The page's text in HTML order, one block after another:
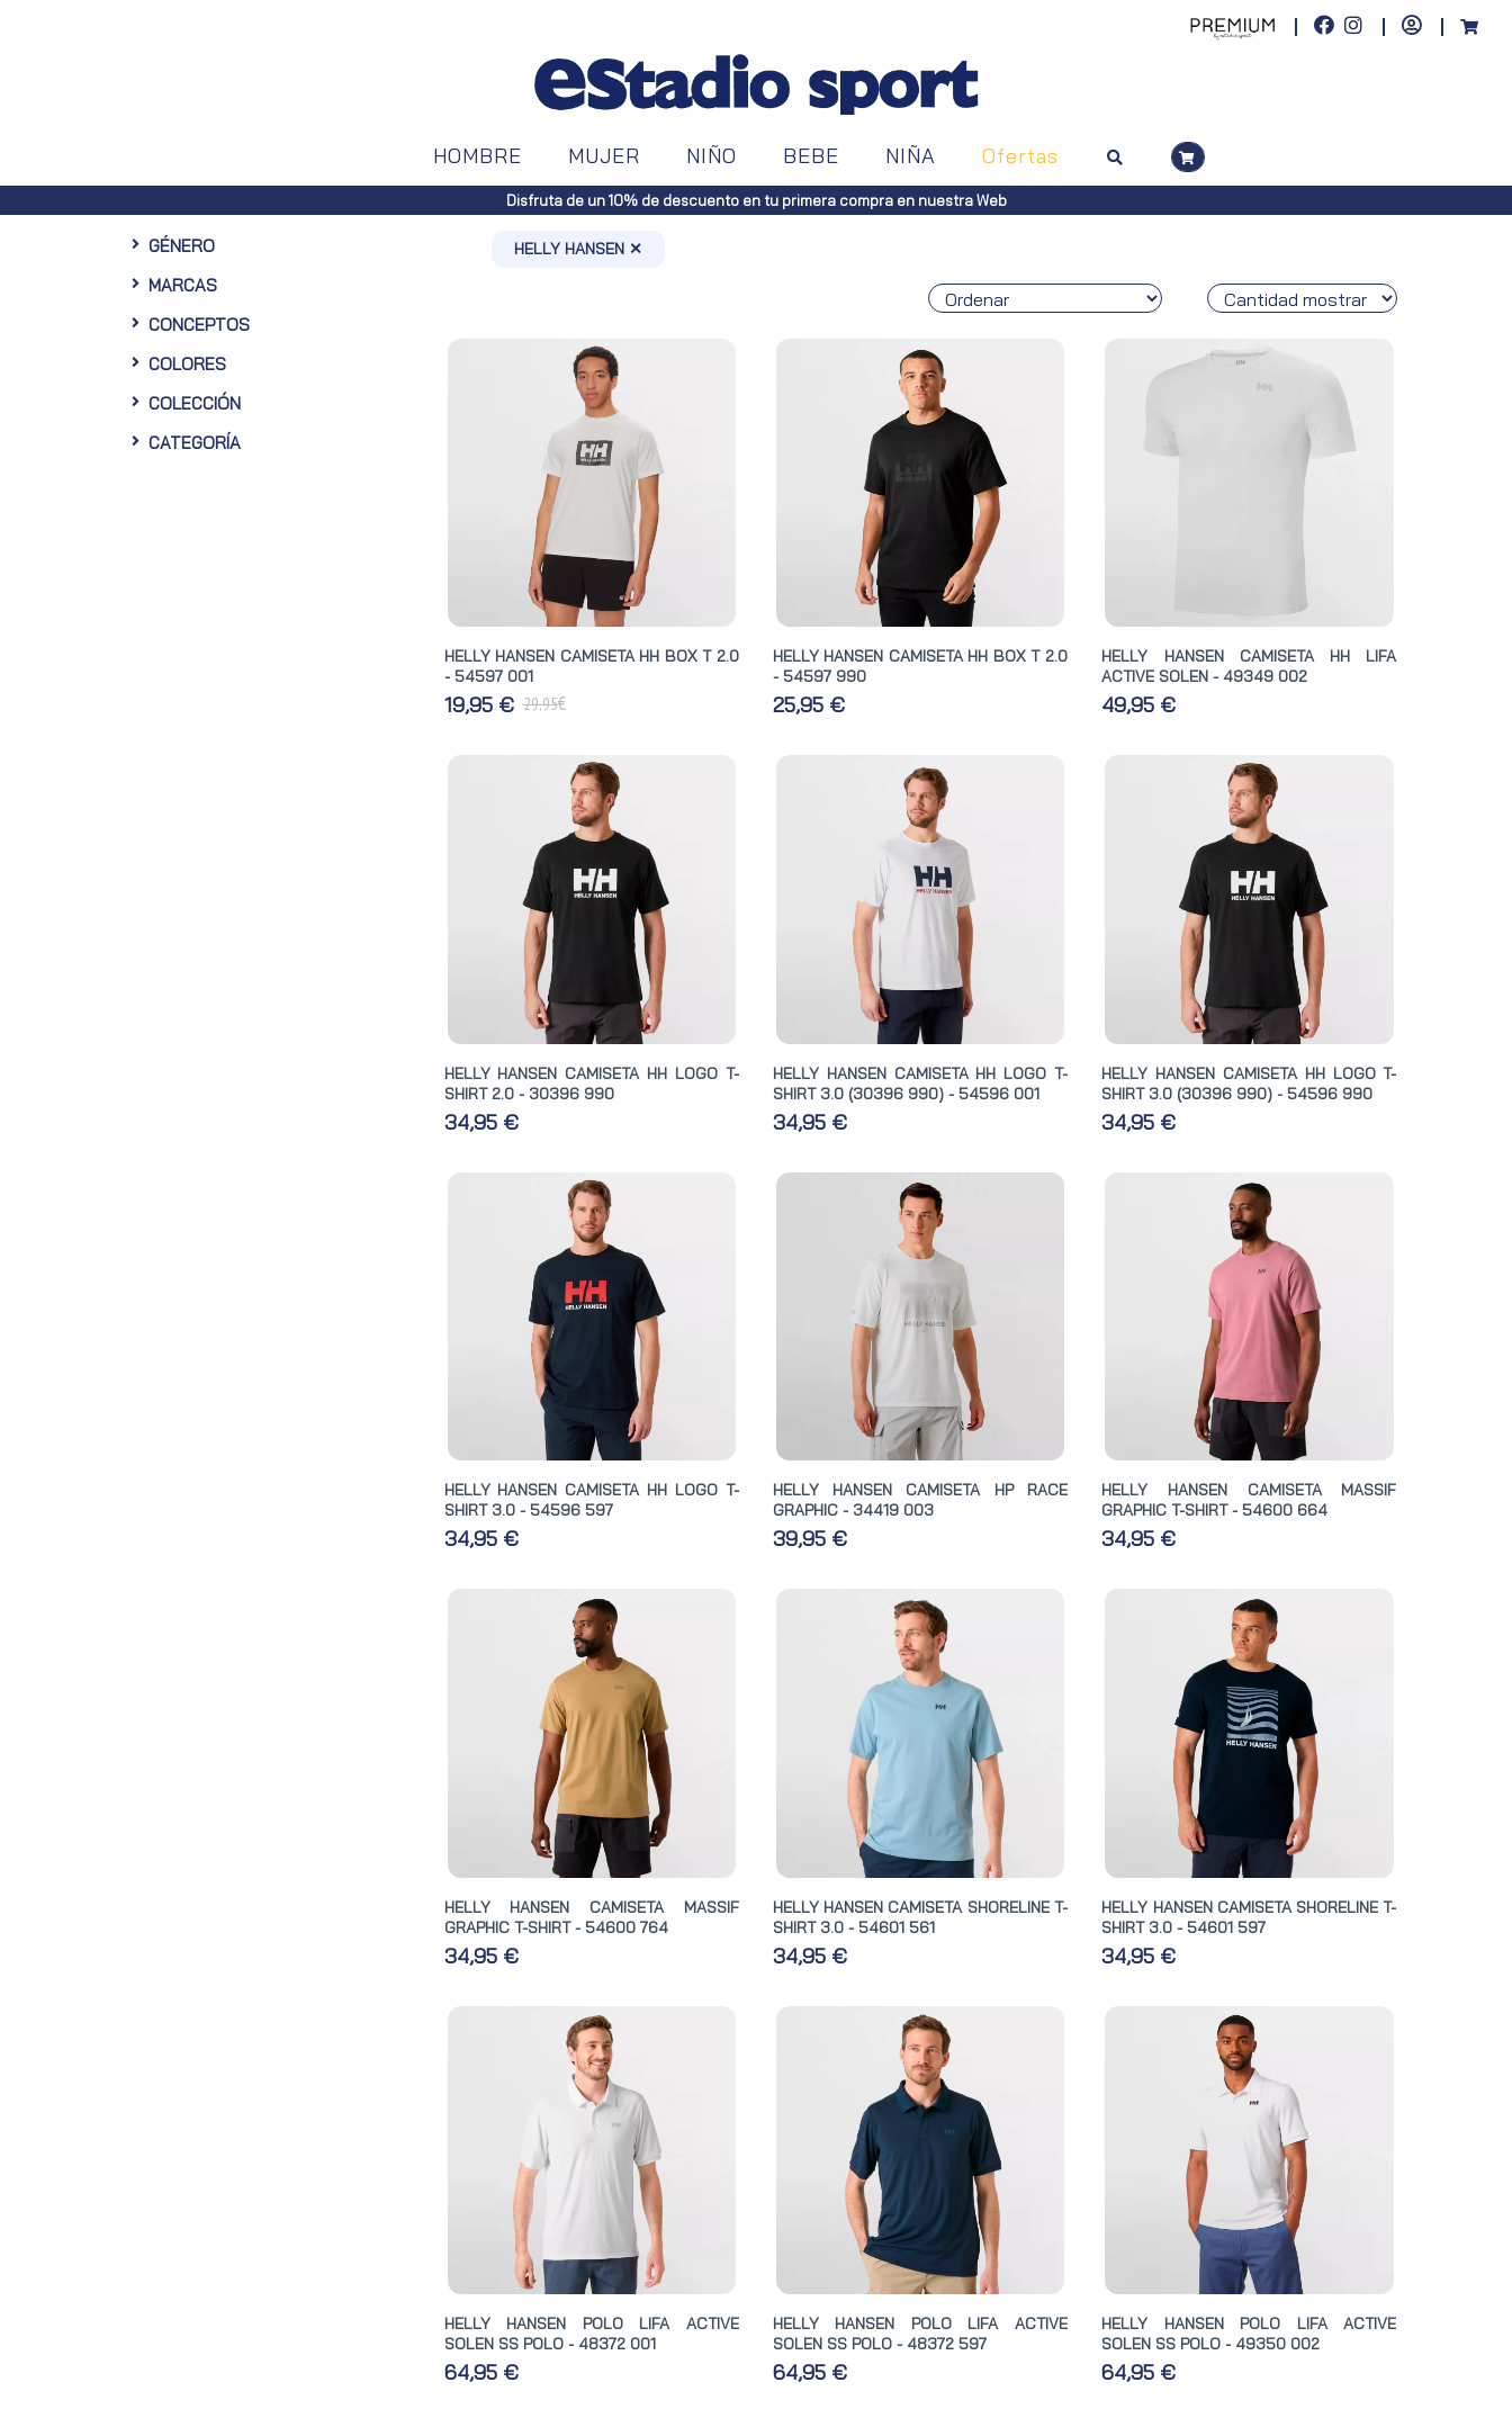
HOMBRE MUJER NIÑO BEBE NIÑA Ofertas
Envíos gratuitos a toda España (Canarias, pedidos superiores a 50€. Península, pedidos superiores a 100€)
GÉNERO
MARCAS
CONCEPTOS
COLORES
COLECCIÓN
CATEGORÍA
HELLY HANSEN ✕
HELLY HANSEN CAMISETA HH BOX T 2.0
- 54597 001
19,95 € 29,95€
HELLY HANSEN CAMISETA HH BOX T 2.0
- 54597 990
25,95 €
HELLY HANSEN CAMISETA HH LIFA
ACTIVE SOLEN - 49349 002
49,95 €
HELLY HANSEN CAMISETA HH LOGO T-
SHIRT 2.0 - 30396 990
34,95 €
HELLY HANSEN CAMISETA HH LOGO T-
SHIRT 3.0 (30396 990) - 54596 001
34,95 €
HELLY HANSEN CAMISETA HH LOGO T-
SHIRT 3.0 (30396 990) - 54596 990
34,95 €
HELLY HANSEN CAMISETA HH LOGO T-
SHIRT 3.0 - 54596 597
34,95 €
HELLY HANSEN CAMISETA HP RACE
GRAPHIC - 34419 003
39,95 €
HELLY HANSEN CAMISETA MASSIF
GRAPHIC T-SHIRT - 54600 664
34,95 €
HELLY HANSEN CAMISETA MASSIF
GRAPHIC T-SHIRT - 54600 764
34,95 €
HELLY HANSEN CAMISETA SHORELINE T-
SHIRT 3.0 - 54601 561
34,95 €
HELLY HANSEN CAMISETA SHORELINE T-
SHIRT 3.0 - 54601 597
34,95 €
HELLY HANSEN POLO LIFA ACTIVE
SOLEN SS POLO - 48372 001
64,95 €
HELLY HANSEN POLO LIFA ACTIVE
SOLEN SS POLO - 48372 597
64,95 €
HELLY HANSEN POLO LIFA ACTIVE
SOLEN SS POLO - 49350 002
64,95 €